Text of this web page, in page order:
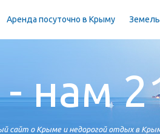
Аренда посуточно в Крыму
нам
сайт о Крыме и недорогой отдых в